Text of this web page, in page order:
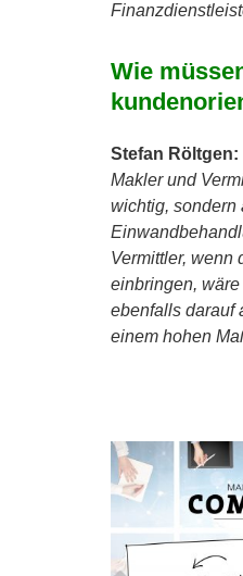
Wie
Stefan Röltgen:
Makler und
wichtig, sondern
Vermittler, wenn
einbringen,
ebenfalls darauf
einem hohen